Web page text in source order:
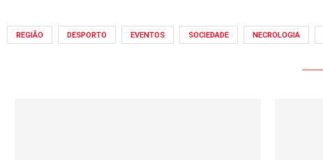
REGIÃO DESPORTO EVENTOS SOCIEDADE NECROLOGIA